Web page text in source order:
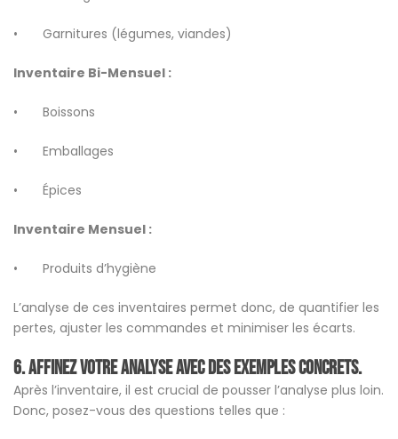
• Garnitures (légumes, viandes)
Inventaire Bi-Mensuel :
• Boissons
• Emballages
• Épices
Inventaire Mensuel :
• Produits d’hygiène
L’analyse de ces inventaires permet donc, de quantifier les
pertes, ajuster les commandes et minimiser les écarts.
6. Affinez votre analyse avec des exemples concrets.
Après l’inventaire, il est crucial de pousser l’analyse plus loin.
Donc, posez-vous des questions telles que :